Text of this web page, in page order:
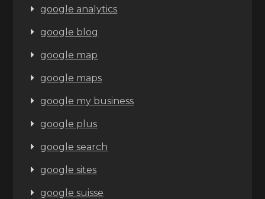
google analytics
google blog
google map
google maps
google my business
google plus
google search
google sites
google suisse